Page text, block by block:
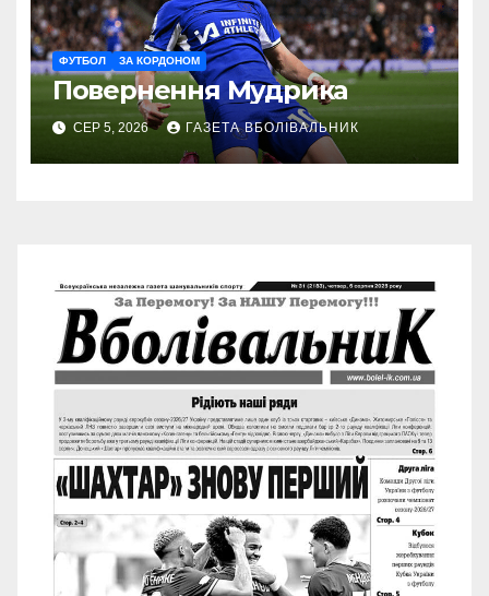
ФУТБОЛ ЗА КОРДОНОМ
Повернення Мудрика
СЕР 5, 2026 ГАЗЕТА ВБОЛІВАЛЬНИК